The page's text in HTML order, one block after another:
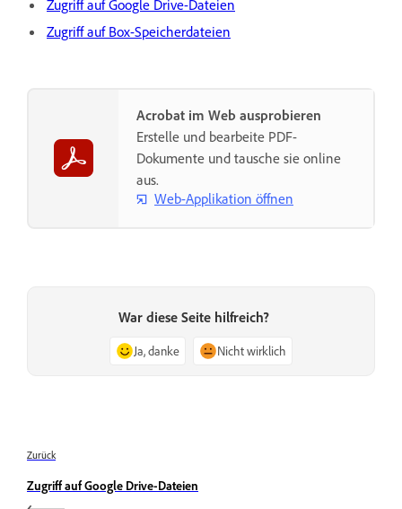
Zugriff auf Google Drive-Dateien
Zugriff auf Box-Speicherdateien
Acrobat im Web ausprobieren
Erstelle und bearbeite PDF-
Dokumente und tausche sie online
aus.
Web-Applikation öffnen
War diese Seite hilfreich?
Ja, danke Nicht wirklich
Zurück
Zugriff auf Google Drive-Dateien